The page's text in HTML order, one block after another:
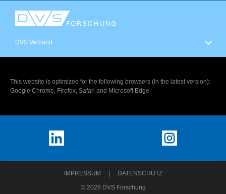
DVS Verband
This website is optimized for the following browsers (in the latest version):
Google Chrome, Firefox, Safari and Microsoft Edge.
IMPRESSUM
DATENSCHUTZ
© 2026 DVS Forschung